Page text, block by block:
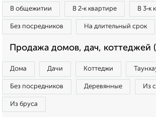
В общежитии В 2‑к квартире В 3‑к
Без посредников На длительный срок
Продажа домов, дач, коттеджей
Дома Дачи Коттеджи
Без посредников Деревянные Из
Из бруса